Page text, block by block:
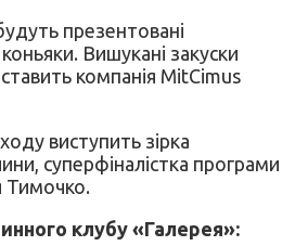
презентовані
коньяки. Вишукані закуски
компанія MitCimus
виступить зірка
суперфіналістка програми
Тимочко.
клубу «Галерея»: